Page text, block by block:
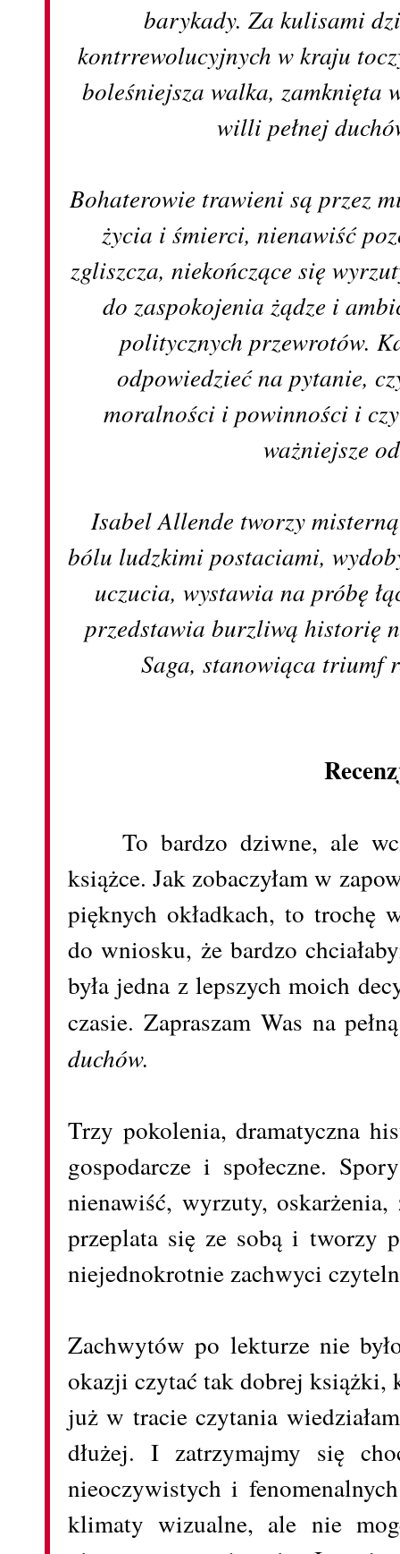
barykady. Za kulisami
kontrrewolucyjnych w kraju
boleśniejsza walka, zamknięta
willi pełnej
Bohaterowie trawieni są przez
życia i śmierci, nienawiść
zgliszcza, niekończące się
do zaspokojenia żądze i
politycznych przewrotów.
odpowiedzieć na pytanie,
moralności i powinności i
ważniejsze
Isabel Allende tworzy
bólu ludzkimi postaciami,
uczucia, wystawia na próbę
przedstawia burzliwą historię
Saga, stanowiąca triumf
To bardzo dziwne, ale
książce. Jak zobaczyłam w
pięknych okładkach, to trochę
do wniosku, że bardzo
była jedna z lepszych moich
czasie. Zapraszam Was na
duchów.
Trzy pokolenia, dramatyczna
gospodarcze i społeczne.
nienawiść, wyrzuty,
przeplata się ze sobą i tworzy
niejednokrotnie zachwyci
Zachwytów po lekturze nie
okazji czytać tak dobrej książki,
już w tracie czytania
dłużej. I zatrzymajmy się
nieoczywistych i
klimaty wizualne, ale nie